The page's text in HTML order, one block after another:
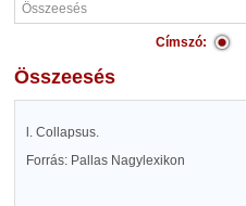
Címszó:
Összeesés
l. Collapsus.
Forrás: Pallas Nagylexikon